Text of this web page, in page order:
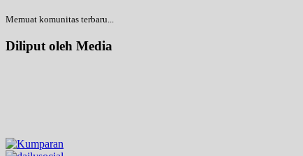
Memuat komunitas terbaru...
Diliput oleh Media